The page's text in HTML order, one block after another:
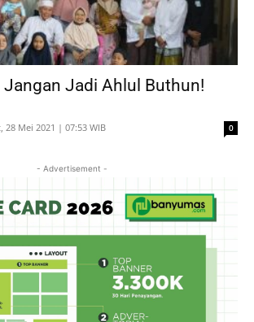
Jangan Jadi Ahlul Buthun!
28 Mei 2021 | 07:53 WIB 0
- Advertisement -